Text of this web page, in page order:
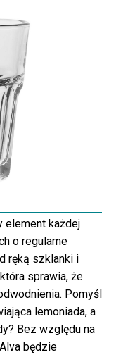
element każdej
o regularne
ręką szklanki i
sprawia, że
Pomyśl
lemoniada, a
Bez względu na
będzie